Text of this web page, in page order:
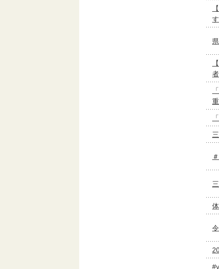
す